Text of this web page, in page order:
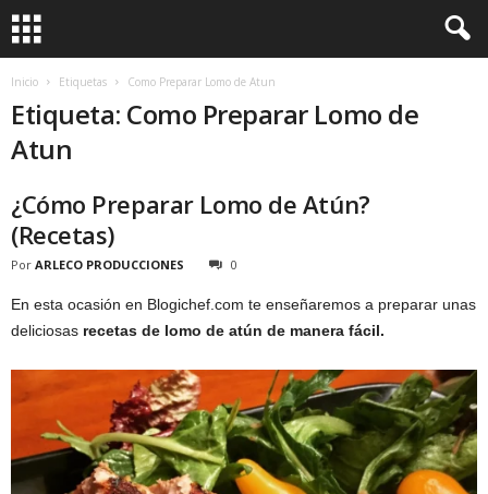
Inicio Etiquetas Como Preparar Lomo de Atun
Etiqueta: Como Preparar Lomo de
Atun
¿Cómo Preparar Lomo de Atún?
(Recetas)
Por ARLECO PRODUCCIONES 0
En esta ocasión en Blogichef.com te enseñaremos a preparar unas
deliciosas recetas de lomo de atún de manera fácil.